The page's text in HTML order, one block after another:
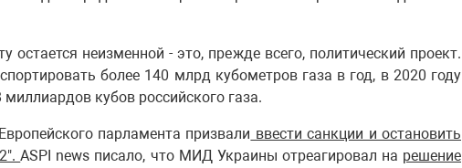
остается неизменной - это, прежде всего, политический проект.
более 140 млрд кубометров газа в год, в 2020 году
кубов российского газа.
парламента призвали ввести санкции и остановить
2".ASPI news писало, что МИД Украины отреагировал на решение